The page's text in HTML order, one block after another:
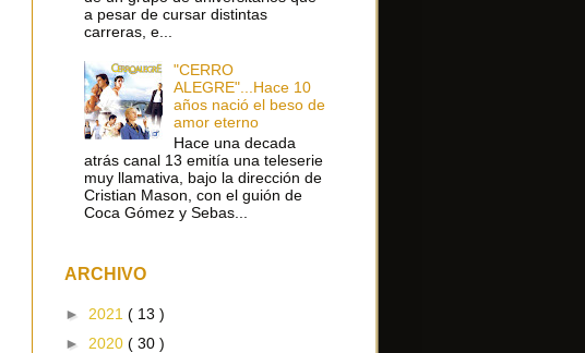
a pesar de cursar distintas
carreras, e...
"CERRO
ALEGRE"...Hace 10
años nació el beso de
amor eterno
Hace una decada
atrás canal 13 emitía una teleserie
muy llamativa, bajo la dirección de
Cristian Mason, con el guión de
Coca Gómez y Sebas...
ARCHIVO
► 2021 ( 13 )
► 2020 ( 30 )